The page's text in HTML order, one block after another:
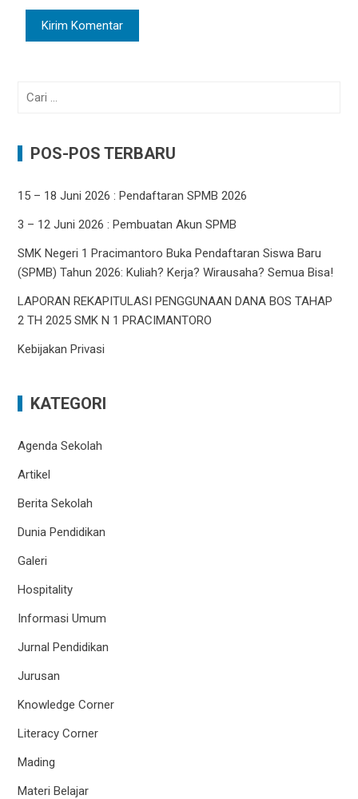
Cari
POS-POS TERBARU
15 – 18 Juni 2026 : Pendaftaran SPMB 2026
3 – 12 Juni 2026 : Pembuatan Akun SPMB
SMK Negeri 1 Pracimantoro Buka Pendaftaran Siswa Baru
(SPMB) Tahun 2026: Kuliah? Kerja? Wirausaha? Semua Bisa!
LAPORAN REKAPITULASI PENGGUNAAN DANA BOS TAHAP
2 TH 2025 SMK N 1 PRACIMANTORO
Kebijakan Privasi
KATEGORI
Agenda Sekolah
Artikel
Berita Sekolah
Dunia Pendidikan
Galeri
Hospitality
Informasi Umum
Jurnal Pendidikan
Jurusan
Knowledge Corner
Literacy Corner
Mading
Materi Belajar